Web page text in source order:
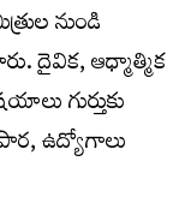
నుండి
దైవిక, ఆధ్మాత్మిక
గుర్తుకు
ఉద్యోగాలు